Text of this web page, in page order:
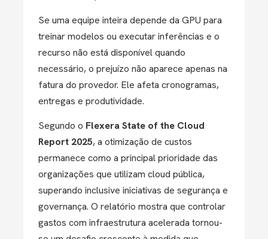
Se uma equipe inteira depende da GPU para
treinar modelos ou executar inferências e o
recurso não está disponível quando
necessário, o prejuízo não aparece apenas na
fatura do provedor. Ele afeta cronogramas,
entregas e produtividade.
Segundo o Flexera State of the Cloud
Report 2025, a otimização de custos
permanece como a principal prioridade das
organizações que utilizam cloud pública,
superando inclusive iniciativas de segurança e
governança. O relatório mostra que controlar
gastos com infraestrutura acelerada tornou-